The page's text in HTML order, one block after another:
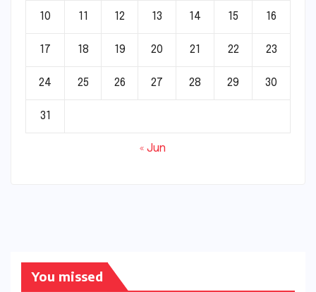
10 11 12 13 14 15 16
17 18 19 20 21 22 23
24 25 26 27 28 29 30
31
« Jun
You missed